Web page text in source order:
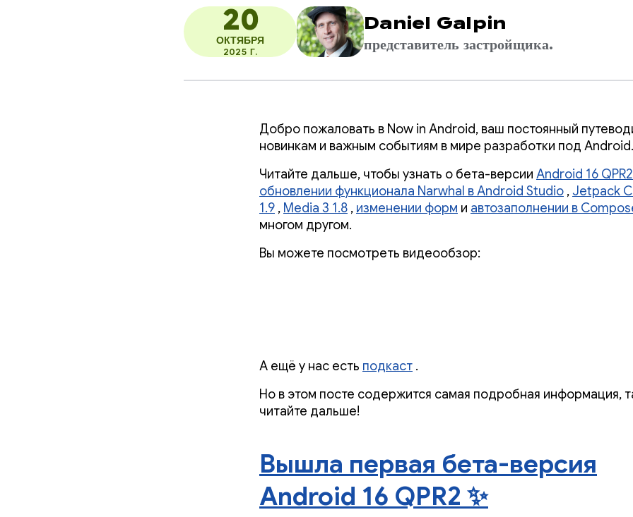
20
ОКТЯБРЯ
2025 Г.
Daniel Galpin
представитель застройщика.
Добро пожаловать в Now in Android, ваш постоянный
новинкам и важным событиям в мире разработки под Android.
Читайте дальше, чтобы узнать о бета-версии Android 16
обновлении функционала Narwhal в Android Studio , Jetpack
1.9 , Media 3 1.8 , изменении форм и автозаполнении в
многом другом.
Вы можете посмотреть видеообзор:
А ещё у нас есть подкаст .
Но в этом посте содержится самая подробная информация,
читайте дальше!
Вышла первая бета-версия
Android 16 QPR2 ✨